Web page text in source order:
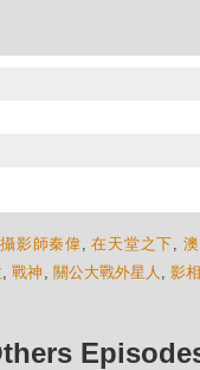
影師秦偉,在天堂之下,
,戰神 , 關公大戰外星人 ,影相